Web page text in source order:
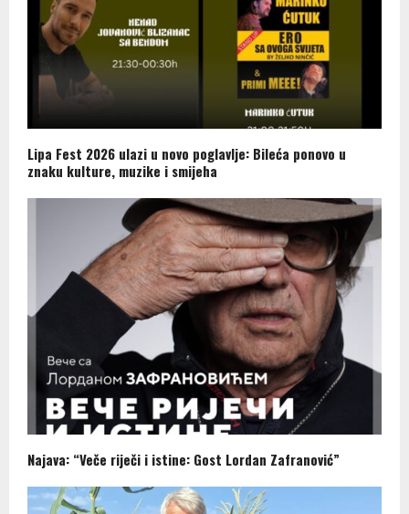
Lipa Fest 2026 ulazi u novo poglavlje: Bileća ponovo u
znaku kulture, muzike i smijeha
Najava: “Veče riječi i istine: Gost Lordan Zafranović”